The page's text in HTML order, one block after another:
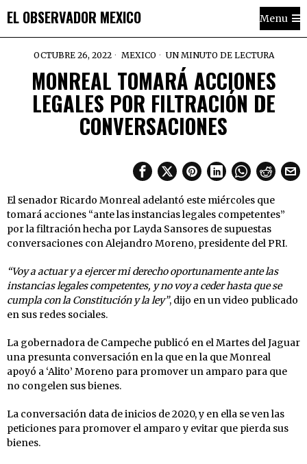
EL OBSERVADOR MEXICO Menu
OCTUBRE 26, 2022 MEXICO UN MINUTO DE LECTURA
MONREAL TOMARÁ ACCIONES
LEGALES POR FILTRACIÓN DE
CONVERSACIONES
El senador Ricardo Monreal adelantó este miércoles que
tomará acciones “ante las instancias legales competentes”
por la filtración hecha por Layda Sansores de supuestas
conversaciones con Alejandro Moreno, presidente del PRI.
“Voy a actuar y a ejercer mi derecho oportunamente ante las
instancias legales competentes, y no voy a ceder hasta que se
cumpla con la Constitución y la ley”, dijo en un video publicado
en sus redes sociales.
La gobernadora de Campeche publicó en el Martes del Jaguar
una presunta conversación en la que en la que Monreal
apoyó a ‘Alito’ Moreno para promover un amparo para que
no congelen sus bienes.
La conversación data de inicios de 2020, y en ella se ven las
peticiones para promover el amparo y evitar que pierda sus
bienes.